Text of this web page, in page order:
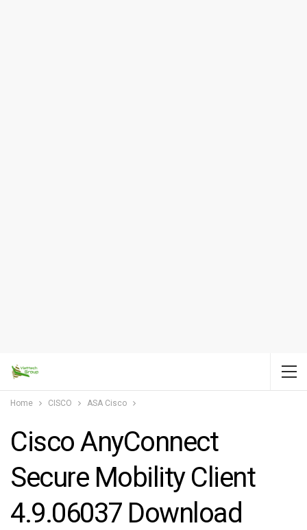
Home CISCO ASA Cisco
Cisco AnyConnect
Secure Mobility Client
4.9.06037 Download